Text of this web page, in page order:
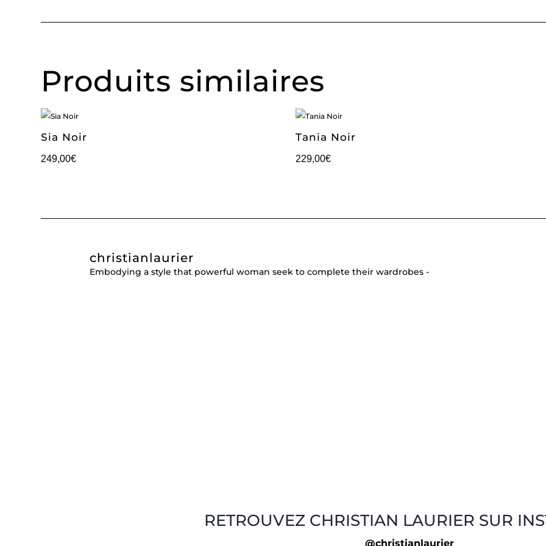
Produits similaires
Sia Noir
249,00€
Tania Noir
229,00€
christianlaurier
Embodying a style that powerful woman seek to complete their wardrobes -
RETROUVEZ CHRISTIAN LAURIER SUR
@christianlaurier